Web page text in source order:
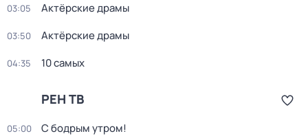
03:05 Актёрские драмы
03:50 Актёрские драмы
04:35 10 самых
РЕН ТВ
05:00 С бодрым утром!